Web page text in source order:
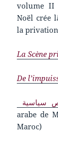
volume II
Noël crée
la
La Scène
De
سياسية
arabe de
Maroc)